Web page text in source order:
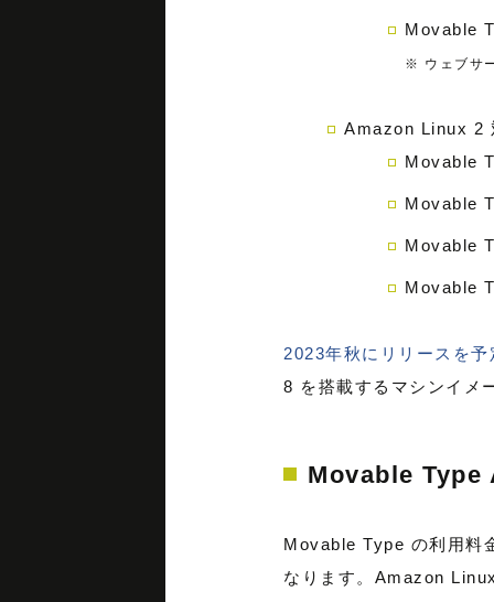
Movable
※ ウェブサ
Amazon Linux 2
Movable
Movable
Movable
Movable
2023年秋にリリースを
8 を搭載するマシンイメ
Movable Type
Movable Type の利用料
なります。Amazon